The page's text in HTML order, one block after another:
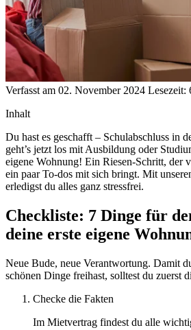
Verfasst am 02. November 2024 Lesezeit:
Inhalt
Du hast es geschafft – Schulabschluss in
geht’s jetzt los mit Ausbildung oder
eigene Wohnung! Ein Riesen-Schritt, der
ein paar To-dos mit sich bringt. Mit
erledigst du alles ganz stressfrei.
Checkliste: 7 Dinge für
deine erste eigene
Neue Bude, neue Verantwortung. Damit
schönen Dinge freihast, solltest du zuerst
Checke die Fakten
Im Mietvertrag findest du alle